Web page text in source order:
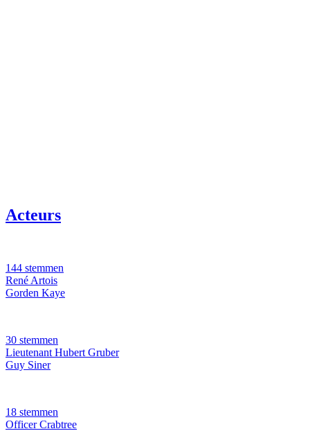
Acteurs
144 stemmen
René Artois
Gorden Kaye
30 stemmen
Lieutenant Hubert Gruber
Guy Siner
18 stemmen
Officer Crabtree